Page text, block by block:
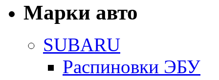
Марки авто
SUBARU
Распиновки ЭБУ